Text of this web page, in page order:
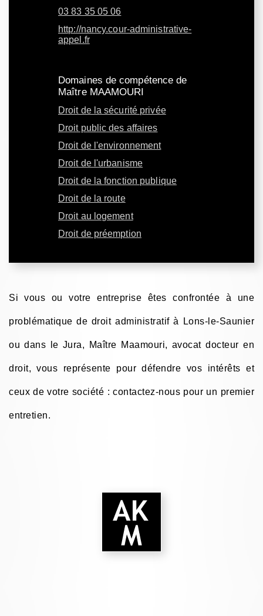
03 83 35 05 06
http://nancy.cour-administrative-
appel.fr
Domaines de compétence de
Maître MAAMOURI
Droit de la sécurité privée
Droit public des affaires
Droit de l'environnement
Droit de l'urbanisme
Droit de la fonction publique
Droit de la route
Droit au logement
Droit de préemption
Si vous ou votre entreprise êtes confrontée à une
problématique de droit administratif à Lons-le-Saunier
ou dans le Jura, Maître Maamouri, avocat docteur en
droit, vous représente pour défendre vos intérêts et
ceux de votre société : contactez-nous pour un premier
entretien.